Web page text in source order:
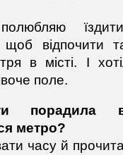
відпочити
в місті. І
поле.
метро?
часу й